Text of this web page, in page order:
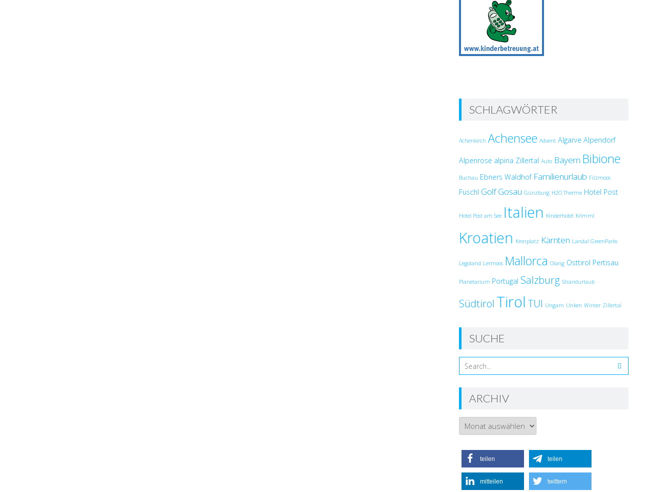
SCHLAGWÖRTER
Achenkirch Achensee Advent Algarve Alpendorf
Alpenrose alpina Zillertal Auto Bayern Bibione
Buchau Ebners Waldhof Familienurlaub Filzmoos
Fuschl Golf Gosau Günzburg H2O Therme Hotel Post
Hotel Post am See Italien Kinderhotel Krimml
Kroatien Kronplatz Kärnten Landal GreenParks
Legoland Lermoos Mallorca Olang Osttirol Pertisau
Planetarium Portugal Salzburg Strandurlaub
Südtirol Tirol TUI Ungarn Unken Winter Zillertal
SUCHE
ARCHIV
Archiv
teilen teilen
mitteilen twittern